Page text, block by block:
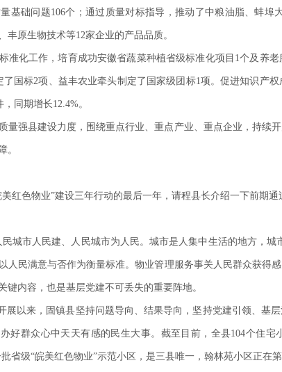
基础问题106个；通过质量对标指导，推动了中粮油脂、蚌
丰原生物技术等12家企业的产品品质。
准化工作，培育成功安徽省蔬菜种植省级标准化项目1个及养
了国标2项、益丰农业牵头制定了国家级团标1项。促进知识产
同期增长12.4%。
量强县建设力度，围绕重点行业、重点产业、重点企业，持续
。
红色物业”建设三年行动的最后一年，请程县长介绍一下前期
城市人民建、人民城市为人民。城市是人集中生活的地方，
人民满意与否作为衡量标准。物业管理服务事关人民群众获得
键内容，也是基层党建不可丢失的重要阵地。
展以来，固镇县坚持问题导向、结果导向，坚持党建引领、
好群众心中天天有感的民生大事。截至目前，全县104个住
省级“皖美红色物业”示范小区，是三县唯一，翰林苑小区正在第